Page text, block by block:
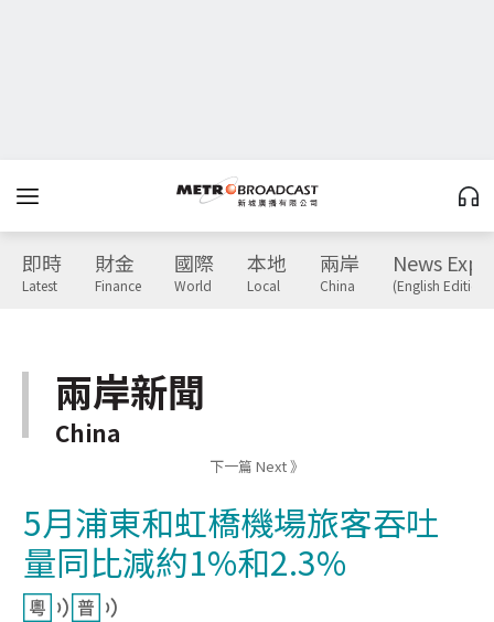
即時
Latest
財金
Finance
國際
World
本地
Local
兩岸
China
News
(English Edition)
兩岸新聞
China
下一篇 Next 》
5月浦東和虹橋機場旅客吞吐
量同比減約1%和2.3%